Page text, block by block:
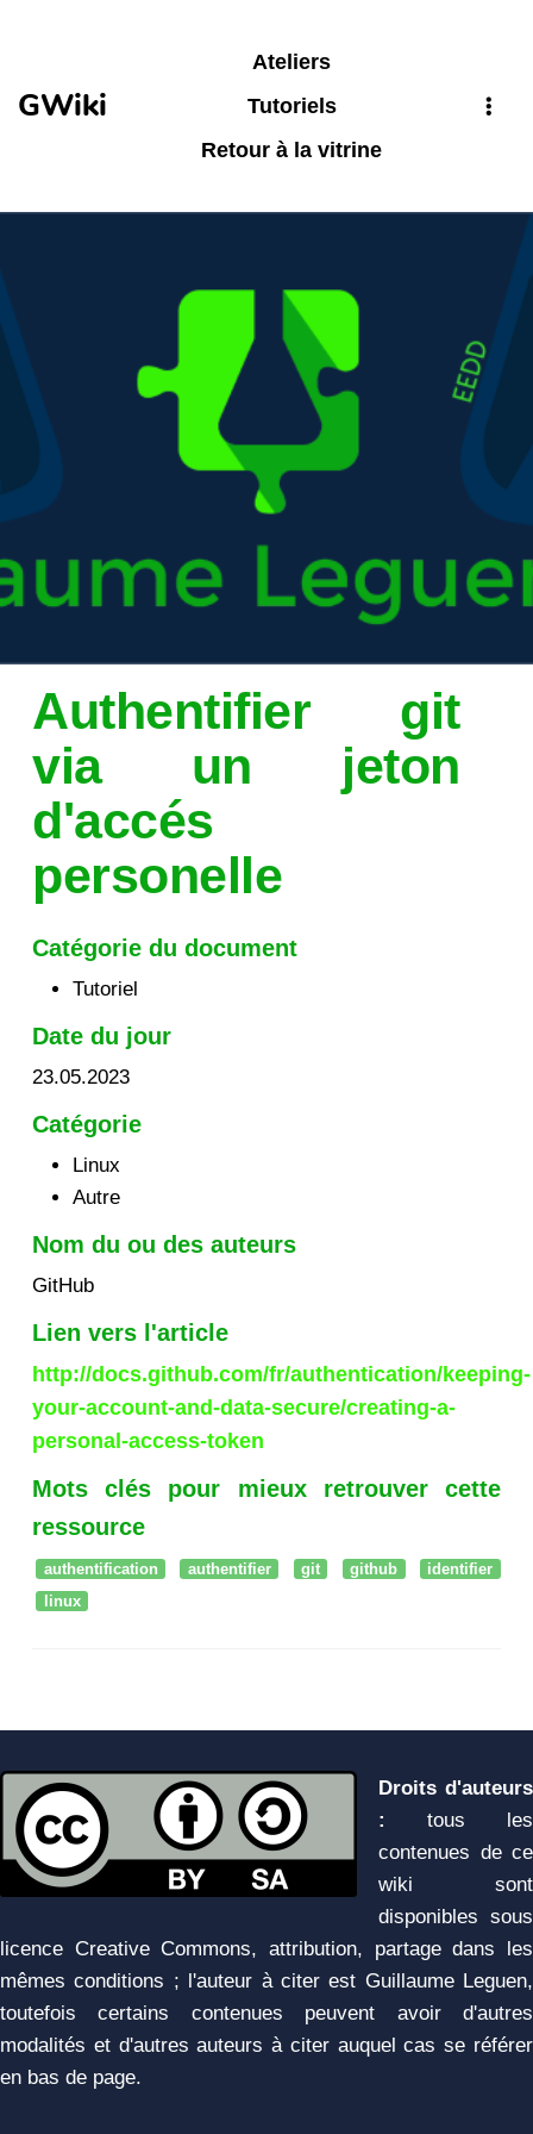
GWiki
Ateliers
Tutoriels
Retour à la vitrine
Authentifier git
via un jeton
d'accés
personelle
Catégorie du document
Tutoriel
Date du jour
23.05.2023
Catégorie
Linux
Autre
Nom du ou des auteurs
GitHub
Lien vers l'article
http://docs.github.com/fr/authentication/keeping-
your-account-and-data-secure/creating-a-
personal-access-token
Mots clés pour mieux retrouver cette
ressource
authentification authentifier git github
identifier
linux
Droits d'auteurs
:
tous les
contenues de ce
wiki sont
disponibles sous
licence Creative Commons, attribution, partage dans les
mêmes conditions ; l'auteur à citer est Guillaume Leguen,
toutefois certains contenues peuvent avoir d'autres
modalités et d'autres auteurs à citer auquel cas se référer
en bas de page.